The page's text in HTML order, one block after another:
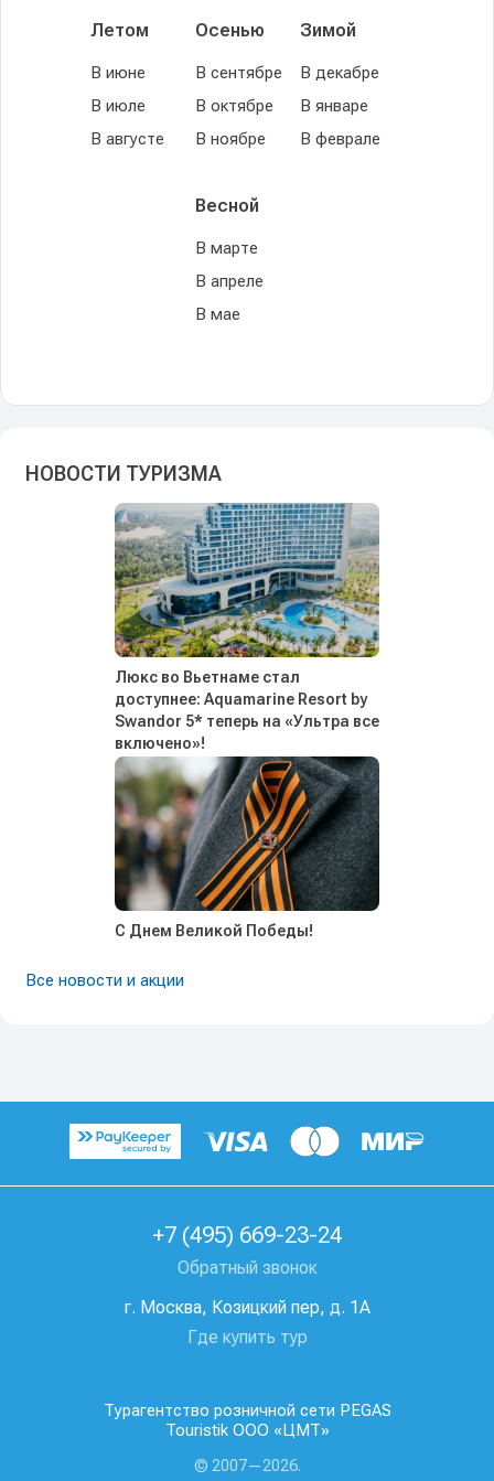
Летом
В июне
В июле
В августе
Осенью
В сентябре
В октябре
В ноябре
Зимой
В декабре
В январе
В феврале
Весной
В марте
В апреле
В мае
НОВОСТИ ТУРИЗМА
Люкс во Вьетнаме стал
доступнее: Aquamarine Resort by
Swandor 5* теперь на «Ультра все
включено»!
С Днем Великой Победы!
Все новости и акции
Турагентство розничной сети PEGAS
Touristik ООО «ЦМТ»
© 2007—2026.
+7 (495) 669-23-24
Обратный звонок
г. Москва, Козицкий пер, д. 1А
Где купить тур